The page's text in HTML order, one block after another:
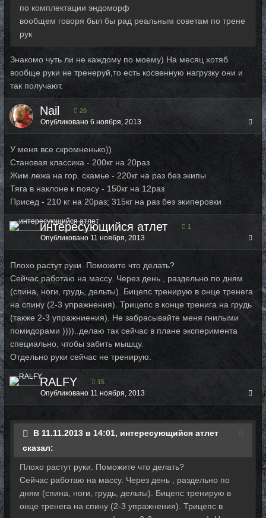
по комплектации эндоморф
вообщем говоря был бы рад реальным советам по трене
рук
Знакомо чуть ли не каждому по моему) На месяц хотяб
вообще руки не тренеруй,то есть косвенную нагрузку они и
так получают.
Nail 20
Опубликовано 6 ноября, 2013
У меня все скромненько))
Становая классика - 200кг на 20раз
Жим лежа на гор. скамье - 220кг на раз без экипы
Тяга в наклоне к поясу - 150кг на 12раз
Присед - 210 кг на 20раз; 315кг на раз без экиперовки
интересующийся атлет 1
Опубликовано 11 ноября, 2013
Плохо растут руки. Поможите что делать?
Сейчас работаю на массу. Через день , раздельно по дням
(спина, ноги, грудь, дельты). Бицепс тренирую в онце тренега
на спину (2-3 упражнения). Трицепс в конце тренига на грудь
(также 2-3 упражниения). Не забрасывайте меня гнилыми
помидорами ))))..делаю так сейчас в плане эксперимента
специально, чтобы забить мышцу.
Отдельно руки сейчас не тренирую.
RALFY 15
Опубликовано 11 ноября, 2013
В 11.11.2013 в 14:01, интересующийся атлет
сказал:
Плохо растут руки. Поможите что делать?
Сейчас работаю на массу. Через день , раздельно по
дням (спина, ноги, грудь, дельты). Бицепс тренирую в
онце тренега на спину (2-3 упражнения). Трицепс в